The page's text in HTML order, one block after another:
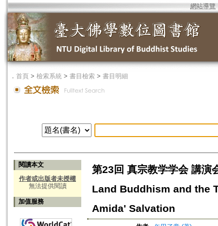
網站導覽
． 首頁 > 檢索系統 > 書目檢索 > 書目明細
閱讀本文
作者或出版者未授權
無法提供閱讀
加值服務
第23回 真宗教学学会 講
Land Buddhism and the
Amida' Salvation